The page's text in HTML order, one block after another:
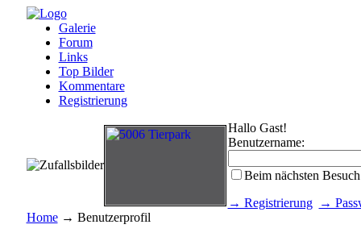
Galerie
Forum
Links
Top Bilder
Kommentare
Registrierung
Hallo Gast!
Benutzername:
Beim nächsten
→ Registrierung
→
Home→ Benutzerprofil